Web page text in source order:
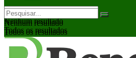
Nenhum resultado
Todos os resultados
Nenhum resultado
Todos os resultados